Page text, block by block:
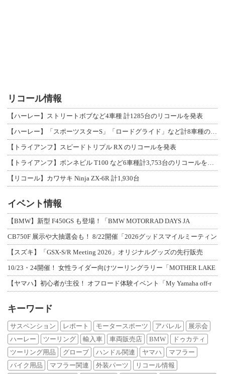
リコール情報
【ハーレー】ストリートボブなど4車種 計1285台のリコールを発表
【ハーレー】「スポーツスターS」「ロードグライド」など計8車種のリコールを発表
【トライアンフ】スピードトリプル RX のリコールを発表
【トライアンフ】ボンネビル T100 など6車種計3,753台のリコールを発表
【リコール】カワサキ Ninja ZX-6R 計1,930台
イベント情報
【BMW】新型 F450GS も登場！「BMW MOTORRAD DAYS JA
CB750F 展示や大抽選会も！ 8/22開催「2026グッドスマイルミーティン
【スズキ】「GSX-S/R Meeting 2026」オリジナルグッズの先行販売
10/23・24開催！ 女性ライダー向けツーリングラリー「MOTHER LAKE
【ヤマハ】初心者が主役！ オフロード体験イベント「My Yamaha off-r
キーワード
サスペンション レポート モータースポーツ アパレル
展示会
ハーレー
ツーリング 輸入車 車両販売店 BMW
ドゥカティ
ツーリング用品
グローブ ハンドル関連 ヤマハ
マフラー
バイク用品
マフラー関連 外装パーツ リコール情報